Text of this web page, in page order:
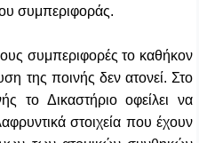
συμπεριφοράς.
συμπεριφορές το καθήκον
της ποινής δεν ατονεί. Στο
το Δικαστήριο οφείλει να
στοιχεία που έχουν